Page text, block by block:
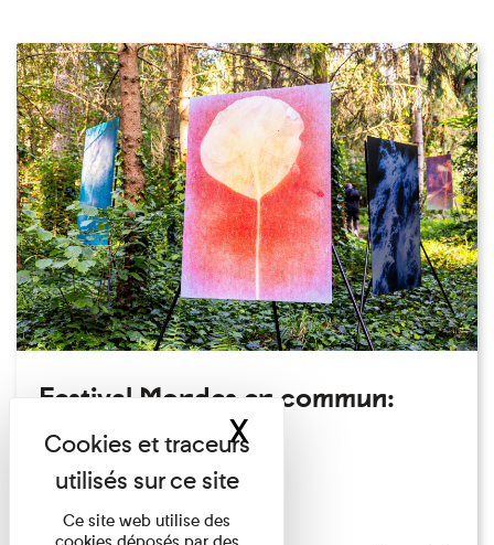
Festival Mondes en commun:
visite guidée
Festival
Du 23/08/2026 au 23/08/2026
Ce site web utilise des
XMasquer le